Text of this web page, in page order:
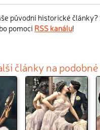
původní historické články?
pomocí RSS kanálu!
články na